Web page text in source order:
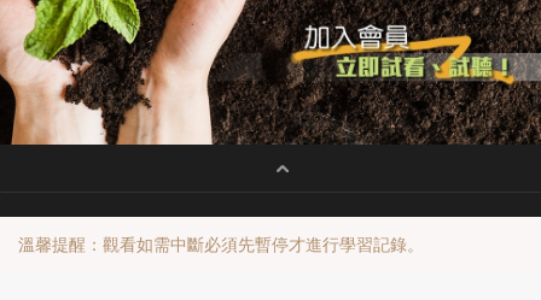
溫馨提醒：觀看如需中斷必須先暫停才進行學習記錄。